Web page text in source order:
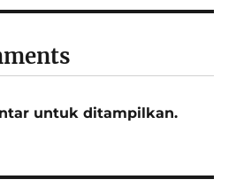
untuk ditampilkan.